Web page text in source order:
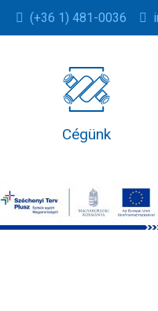
(+36 1) 481-0036
Cégünk